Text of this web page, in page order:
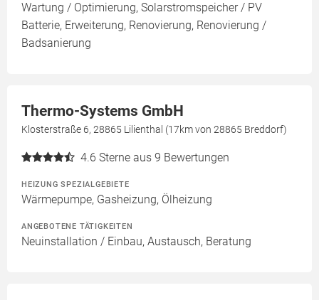
Wartung / Optimierung, Solarstromspeicher / PV
Batterie, Erweiterung, Renovierung, Renovierung /
Badsanierung
Thermo-Systems GmbH
Klosterstraße 6, 28865 Lilienthal (17km von 28865 Breddorf)
4.6 Sterne aus 9 Bewertungen
HEIZUNG SPEZIALGEBIETE
Wärmepumpe, Gasheizung, Ölheizung
ANGEBOTENE TÄTIGKEITEN
Neuinstallation / Einbau, Austausch, Beratung